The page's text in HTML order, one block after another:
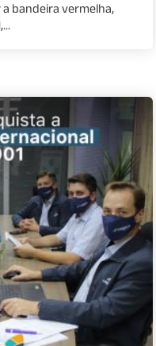
a bandeira vermelha,